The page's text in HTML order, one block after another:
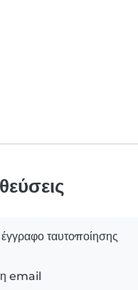
ταυτοποίησης
email